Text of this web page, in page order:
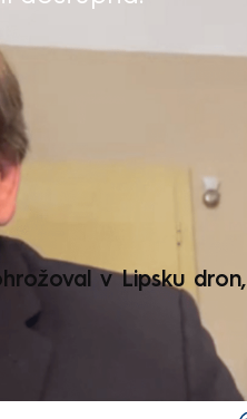
v Lipsku dron,